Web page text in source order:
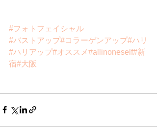
#フォトフェイシャル
#バストアップ#コラーゲンアップ#ハリ
#ハリアップ#オススメ#allinoneself#新
宿#大阪